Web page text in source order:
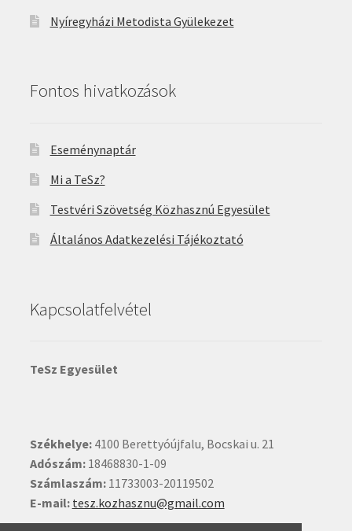
Nyíregyházi Metodista Gyülekezet
Fontos hivatkozások
Eseménynaptár
Mi a TeSz?
Testvéri Szövetség Közhasznú Egyesület
Általános Adatkezelési Tájékoztató
Kapcsolatfelvétel
TeSz Egyesület
Székhelye:4100 Berettyóújfalu, Bocskai u. 21
Adószám:18468830-1-09
Számlaszám:11733003-20119502
E-mail: tesz.kozhasznu@gmail.com